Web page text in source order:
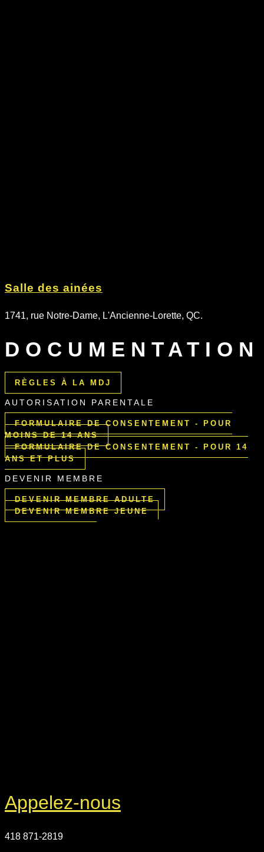
Salle des ainées
1741, rue Notre-Dame, L'Ancienne-Lorette, QC.
DOCUMENTATION
RÈGLES À LA MDJ
AUTORISATION PARENTALE
FORMULAIRE DE CONSENTEMENT - POUR
MOINS DE 14 ANS
FORMULAIRE DE CONSENTEMENT - POUR 14
ANS ET PLUS
DEVENIR MEMBRE
DEVENIR MEMBRE ADULTE
DEVENIR MEMBRE JEUNE
Appelez-nous
418 871-2819